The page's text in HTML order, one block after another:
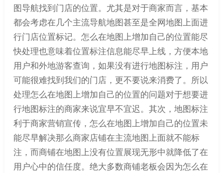
图导航找到门店的位置。尤其是对于商家而言，基本
都会考虑在几个主流导航地图甚至是全网地图上面进
行门店位置标记。怎么在地图上增加自己的位置能尽
快处理也意味着位置标注信息能尽早上线，方便本地
用户和外地游客查询，如果没有进行地图标注，用户
可能很难找到我们的门店，更不要说来消费了。所以
处理怎么在地图上增加自己的位置的问题对于想要进
行地图标注的商家来说宜早不宜迟。其次，地图标注
利于商家营销宣传，怎么在地图上增加自己的位置未
能尽早解决那么商家店铺在主流地图上面就不能标
注，而商铺在地图上没有位置展现无形中就降低了在
用户心中的信任度。绝大多数商铺老板会因为怎么在